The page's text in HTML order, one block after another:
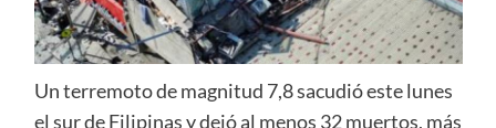
Un terremoto de magnitud 7,8 sacudió este lunes
el sur de Filipinas y dejó al menos 32 muertos, más